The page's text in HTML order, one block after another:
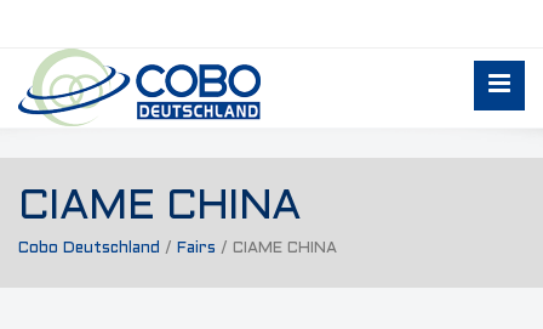
CIAME CHINA
Cobo Deutschland / Fairs / CIAME CHINA